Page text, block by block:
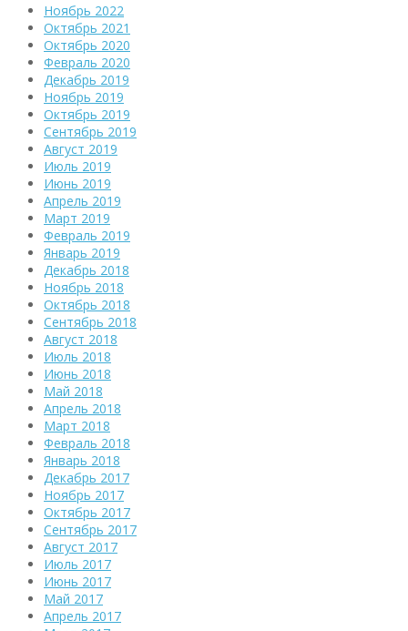
Ноябрь 2022
Октябрь 2021
Октябрь 2020
Февраль 2020
Декабрь 2019
Ноябрь 2019
Октябрь 2019
Сентябрь 2019
Август 2019
Июль 2019
Июнь 2019
Апрель 2019
Март 2019
Февраль 2019
Январь 2019
Декабрь 2018
Ноябрь 2018
Октябрь 2018
Сентябрь 2018
Август 2018
Июль 2018
Июнь 2018
Май 2018
Апрель 2018
Март 2018
Февраль 2018
Январь 2018
Декабрь 2017
Ноябрь 2017
Октябрь 2017
Сентябрь 2017
Август 2017
Июль 2017
Июнь 2017
Май 2017
Апрель 2017